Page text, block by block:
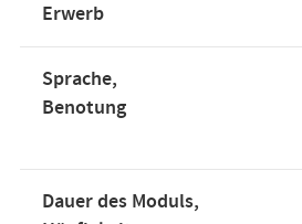
Erwerb
Sprache,
Benotung
Dauer des Moduls,